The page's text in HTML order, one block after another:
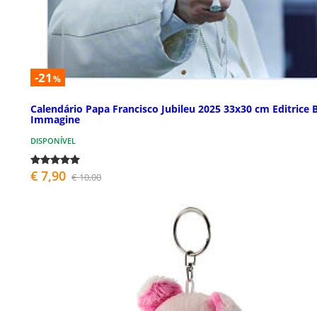
-21 %
Calendário Papa Francisco Jubileu 2025 33x30 cm Editrice
Immagine
DISPONÍVEL
€ 7,90 € 10,00